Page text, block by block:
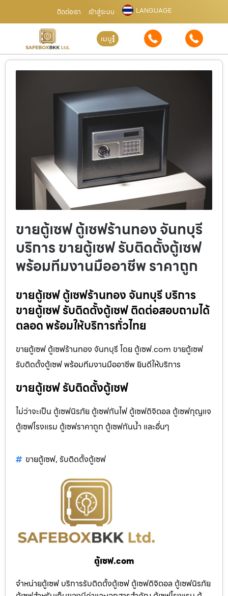
ติดต่อเรา เข้าสู่ระบบ LANGUAGE
เมนู
ขายตู้เซฟ ตู้เซฟร้านทอง จันทบุรี
บริการ ขายตู้เซฟ รับติดตั้งตู้เซฟ
พร้อมทีมงานมืออาชีพ ราคาถูก
ขายตู้เซฟ ตู้เซฟร้านทอง จันทบุรี บริการ
ขายตู้เซฟ รับติดตั้งตู้เซฟ ติดต่อสอบถามได้
ตลอด พร้อมให้บริการทั่วไทย
ขายตู้เซฟ ตู้เซฟร้านทอง จันทบุรี โดย ตู้เซฟ.com ขายตู้เซฟ
รับติดตั้งตู้เซฟ พร้อมทีมงานมืออาชีพ ยินดีให้บริการ
ขายตู้เซฟ รับติดตั้งตู้เซฟ
ไม่ว่าจะเป็น ตู้เซฟนิรภัย ตู้เซฟกันไฟ ตู้เซฟดิจิตอล ตู้เซฟกุญแจ
ตู้เซฟโรงแรม ตู้เซฟราคาถูก ตู้เซฟกันน้ำ และอื่นๆ
ขายตู้เซฟ, รับติดตั้งตู้เซฟ
ตู้เซฟ.com
จำหน่ายตู้เซฟ บริการรับติดตั้งตู้เซฟ ตู้เซฟดิจิตอล ตู้เซฟนิรภัย